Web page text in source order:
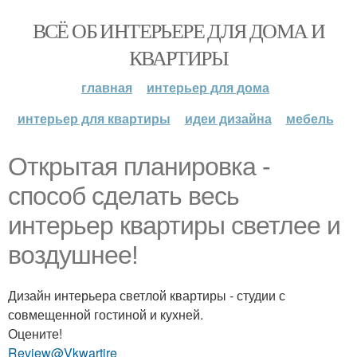
ВСЁ ОБ ИНТЕРЬЕРЕ ДЛЯ ДОМА И
КВАРТИРЫ
главная
интерьер для дома
интерьер для квартиры
идеи дизайна мебель
Открытая планировка -
способ сделать весь
интерьер квартиры светлее и
воздушнее!
Дизайн интерьера светлой квартиры - студии с
совмещенной гостиной и кухней.
Оцените!
Review@Vkwartire